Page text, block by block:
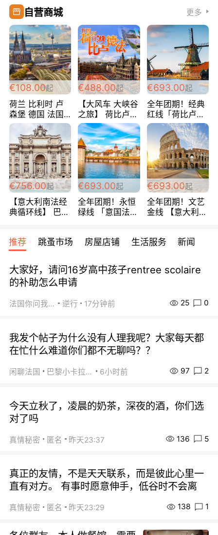
自营商城 更多
€108.00起
荷兰 比利时 卢
森堡 德国 法国
超爽玩遍西欧 循
环线 全程四星宾
馆 108欧/人/天
€488.00起
【大风车 大峡谷
之旅】 荷比卢德
法 巴黎上下 经
典五国四日游
488欧/人
€693.00起
全年团期！经典
红线「荷比卢德
法」七天循环 五
国 仅售99欧/人/
天！巴黎上下！
包拼房~
€756.00起
【意大利南法经
典循环线】 巴黎
宾馆 108欧/天起
全程756欧/位
€693.00起
全年团期！永恒
绿线 「意国法
欧/天起 ~包拼房
€693.00起
全年团期！文艺
金线 【意大利一
每周铁发！
推荐 跳蚤市场 房屋店铺 生活服务 新闻
大家好，请问16岁高中孩子rentree scolaire
的补助怎么申请
法国你问我答 逆行 17分钟前 25 0
我发个帖子为什么没有人理我呢？大家每天都
在忙什么难道你们都不无聊吗？？
闲聊法国 巴黎小卡拉咪 6小时前 97 2
今天立秋了，凌晨的奶茶，深夜的酒，你们选
对了吗
真情秘密 匿名 昨天23:37 136 5
真正的友情，不是天天联系，而是彼此心里一
直有对方。 有事时愿意伸手，低谷时不会离
真情秘密 匿名 昨天23:29 138 1